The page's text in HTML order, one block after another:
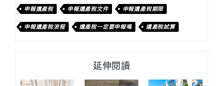
申報遺產稅 申報遺產稅文件 申報遺產稅期限
申報遺產稅流程 遺產稅一定要申報嗎 遺產稅試算
延伸閱讀